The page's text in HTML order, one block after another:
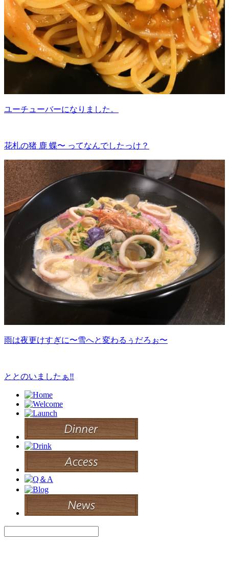
ユーチューバーになりました。
花札の猪 鹿 蝶〜 ってなんでしたっけ？
雨は夜更けすぎに〜雪へと変わるぅだろぉ〜
ととのいましたぁ‼︎